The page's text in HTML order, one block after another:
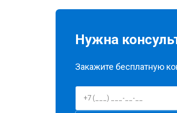
Нужна
Закажите бесплатную